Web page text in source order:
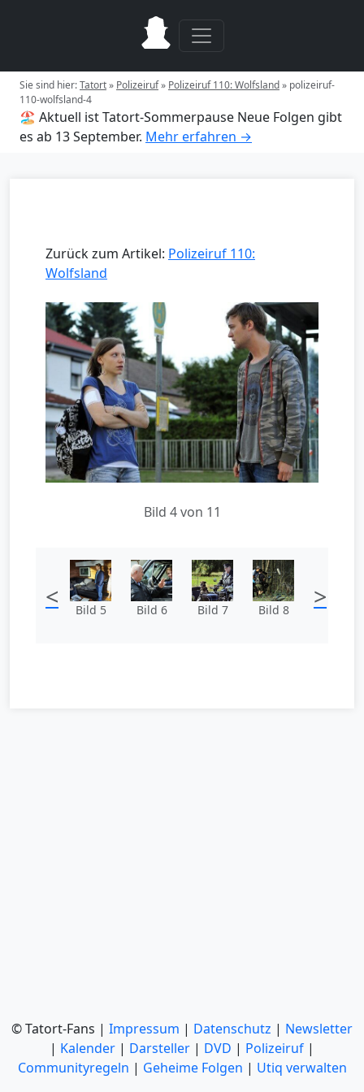
Sie sind hier:Tatort» Polizeiruf» Polizeiruf 110: Wolfsland» polizeiruf-
110-wolfsland-4
🏖️ Aktuell ist Tatort-Sommerpause Neue Folgen gibt
es ab 13 September. Mehr erfahren →
Zurück zum Artikel: Polizeiruf 110:
Wolfsland
Bild 4 von 11
< Bild 5 Bild 6 Bild 7 Bild 8 >
© Tatort-Fans | Impressum | Datenschutz | Newsletter
| Kalender | Darsteller | DVD | Polizeiruf |
Communityregeln | Geheime Folgen | Utiq verwalten